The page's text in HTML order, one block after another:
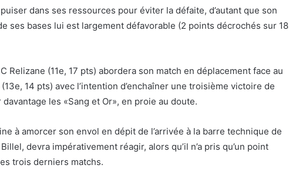
dans ses ressources pour éviter la défaite, d’autant que son
ses bases lui est largement défavorable (2 points décrochés sur 18
Relizane (11e, 17 pts) abordera son match en déplacement face au
14 pts) avec l’intention d’enchaîner une troisième victoire de
les «Sang et Or», en proie au doute.
à amorcer son envol en dépit de l’arrivée à la barre technique de
devra impérativement réagir, alors qu’il n’a pris qu’un point
trois derniers matchs.